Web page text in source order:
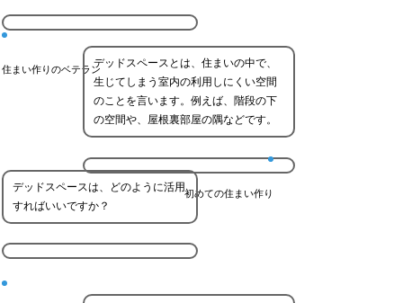
住まい作りのベテランデッドスペースとは、住まいの中で、
生じてしまう室内の利用しにくい空間
のことを言います。例えば、階段の下
の空間や、屋根裏部屋の隅などです。
初めての住まい作り
デッドスペースは、どのように活用
すればいいですか？